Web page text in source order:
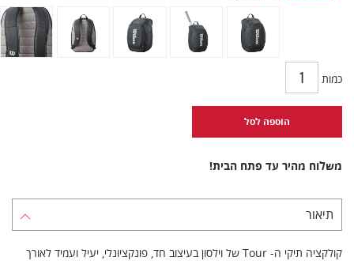
כמות
הוספה לסל
משלוח מהיר עד פתח הבית!
תיאור
קולקציה תיקי ה- Tour של וילסון בעיצוב חד, פונקציונלי, יעיל ועמיד לאורך